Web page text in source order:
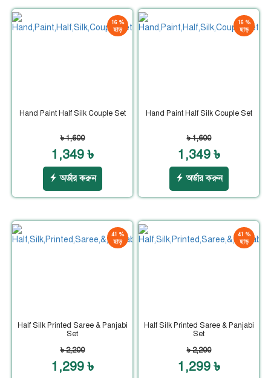
16 %
ছাড়
Hand Paint Half Silk Couple Set
৳ 1,600
1,349 ৳
অর্ডার করুন
16 %
ছাড়
Hand Paint Half Silk Couple Set
৳ 1,600
1,349 ৳
অর্ডার করুন
41 %
ছাড়
Half Silk Printed Saree & Panjabi
Set
৳ 2,200
1,299 ৳
41 %
ছাড়
Half Silk Printed Saree & Panjabi
Set
৳ 2,200
1,299 ৳